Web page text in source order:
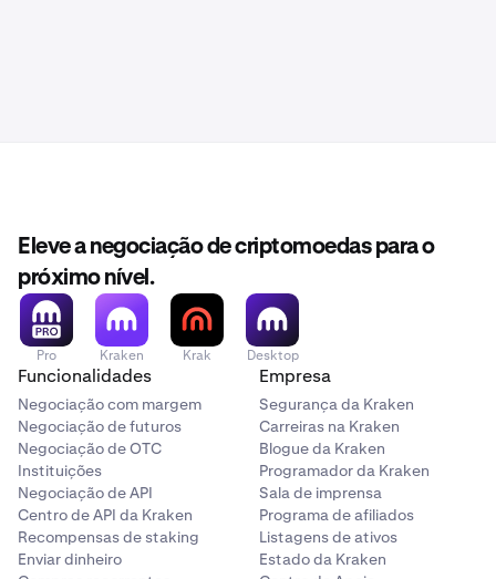
Eleve a negociação de criptomoedas para o
próximo nível.
Pro Kraken Krak Desktop
Funcionalidades
Negociação com margem
Negociação de futuros
Negociação de OTC
Instituições
Negociação de API
Centro de API da Kraken
Recompensas de staking
Enviar dinheiro
Empresa
Segurança da Kraken
Carreiras na Kraken
Blogue da Kraken
Programador da Kraken
Sala de imprensa
Programa de afiliados
Listagens de ativos
Estado da Kraken